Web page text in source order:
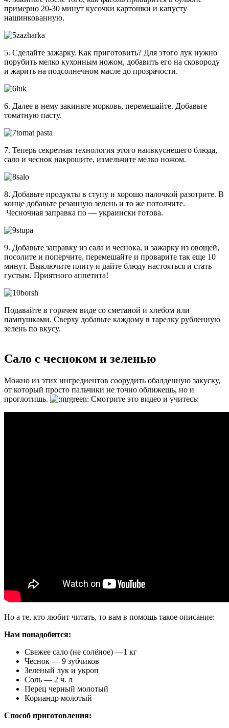
примерно 20-30 минут кусочки картошки и капусту
нашинкованную.
5. Сделайте зажарку. Как приготовить? Для этого лук нужно
порубить мелко кухонным ножом, добавить его на сковороду
и жарить на подсолнечном масле до прозрачости.
6. Далее в нему закиньте морковь, перемешайте. Добавьте
томатную пасту.
7. Теперь секретная технология этого наивкуснешего блюда,
сало и чеснок накрошите, измельчите мелко ножом.
8. Добавьте продукты в ступу и хорошо палочкой разотрите. В
конце добавьте резанную зелень и то же потолчите.
Чесночная заправка по — украински готова.
9. Добавьте заправку из сала и чеснока, и зажарку из овощей,
посолите и поперчите, перемешайте и проварите так еще 10
минут. Выключите плиту и дайте блюду настояться и стать
густым. Приятного аппетита!
Подавайте в горячем виде со сметаной и хлебом или
пампушками. Сверху добавьте каждому в тарелку рубленную
зелень по вкусу.
Сало с чесноком и зеленью
Можно из этих ингредиентов соорудить обалденную закуску,
от который просто пальчики не точно оближешь, но и
проглотишь.
Смотрите это видео и учитесь:
Но а те, кто любит читать, то вам в помощь такое описание:
Нам понадобится:
Свежее сало (не солёное) —1 кг
Чеснок — 9 зубчиков
Зеленый лук и укроп
Соль — 2 ч. л
Перец черный молотый
Кориандр молотый
Способ приготовления: